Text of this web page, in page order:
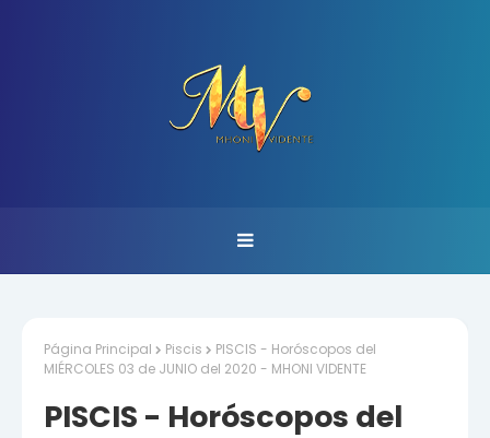
Página Principal Piscis
PISCIS - Horóscopos del
MIÉRCOLES 03 de JUNIO del 2020 - MHONI VIDENTE
PISCIS - Horóscopos del